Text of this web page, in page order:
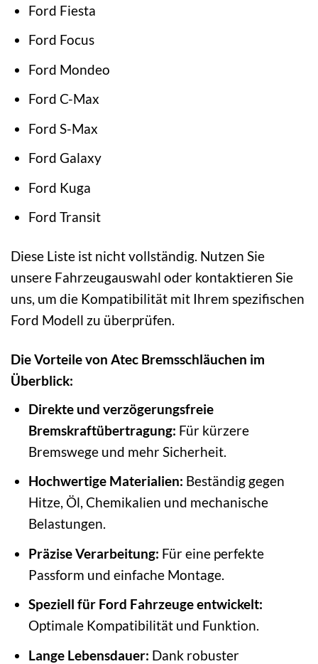
Ford Fiesta
Ford Focus
Ford Mondeo
Ford C-Max
Ford S-Max
Ford Galaxy
Ford Kuga
Ford Transit
Diese Liste ist nicht vollständig. Nutzen Sie
unsere Fahrzeugauswahl oder kontaktieren Sie
uns, um die Kompatibilität mit Ihrem spezifischen
Ford Modell zu überprüfen.
Die Vorteile von Atec Bremsschläuchen im
Überblick:
Direkte und verzögerungsfreie
Bremskraftübertragung: Für kürzere
Bremswege und mehr Sicherheit.
Hochwertige Materialien: Beständig gegen
Hitze, Öl, Chemikalien und mechanische
Belastungen.
Präzise Verarbeitung: Für eine perfekte
Passform und einfache Montage.
Speziell für Ford Fahrzeuge entwickelt:
Optimale Kompatibilität und Funktion.
Lange Lebensdauer: Dank robuster